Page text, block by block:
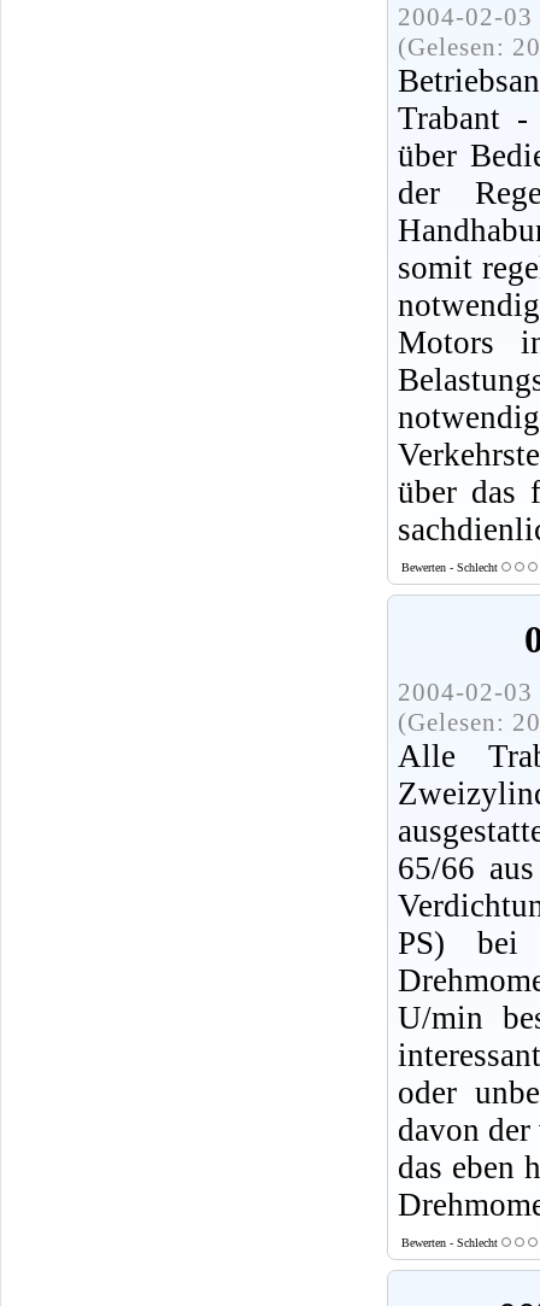
2004-02-
(Gelesen:
Trabant
über
der
somit
Motors
über das
Bewerten - Schlecht
2004-02-
(Gelesen:
Alle
65/66
PS) bei
U/min
oder
davon
das eben
Bewerten - Schlecht